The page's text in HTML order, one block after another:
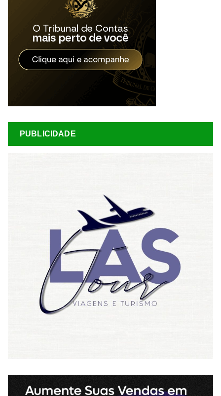
PUBLICIDADE